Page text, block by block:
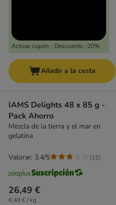
Activar cupón - Descuento -20%
Añadir a la cesta
IAMS Delights 48 x 85 g -
Pack Ahorro
Mezcla de la tierra y el mar en
gelatina
26,49 €
6,49 € / kg
Valorar: 3.4/5 (11)